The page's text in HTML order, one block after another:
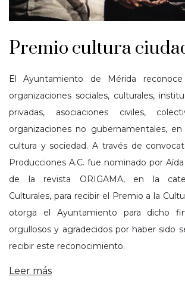
Premio cultura
El Ayuntamiento de Mérida
organizaciones sociales, culturales,
privadas, asociaciones civiles,
organizaciones no gubernamentales,
cultura y sociedad. A través de
Producciones A.C. fue nominado por
de la revista ORIGAMA, en la
Culturales, para recibir el Premio a la
otorga el Ayuntamiento para dicho
orgullosos y agradecidos por haber sido
recibir este reconocimiento.
Leer más